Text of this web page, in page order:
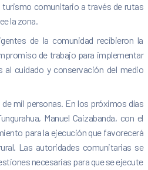
turismo comunitario a través de rutas
la zona.
de la comunidad recibieron la
de trabajo para implementar
al cuidado y conservación del medio
mil personas. En los próximos días
Manuel Caizabanda, con el
para la ejecución que favorecerá
Las autoridades comunitarias se
necesarias para que se ejecute